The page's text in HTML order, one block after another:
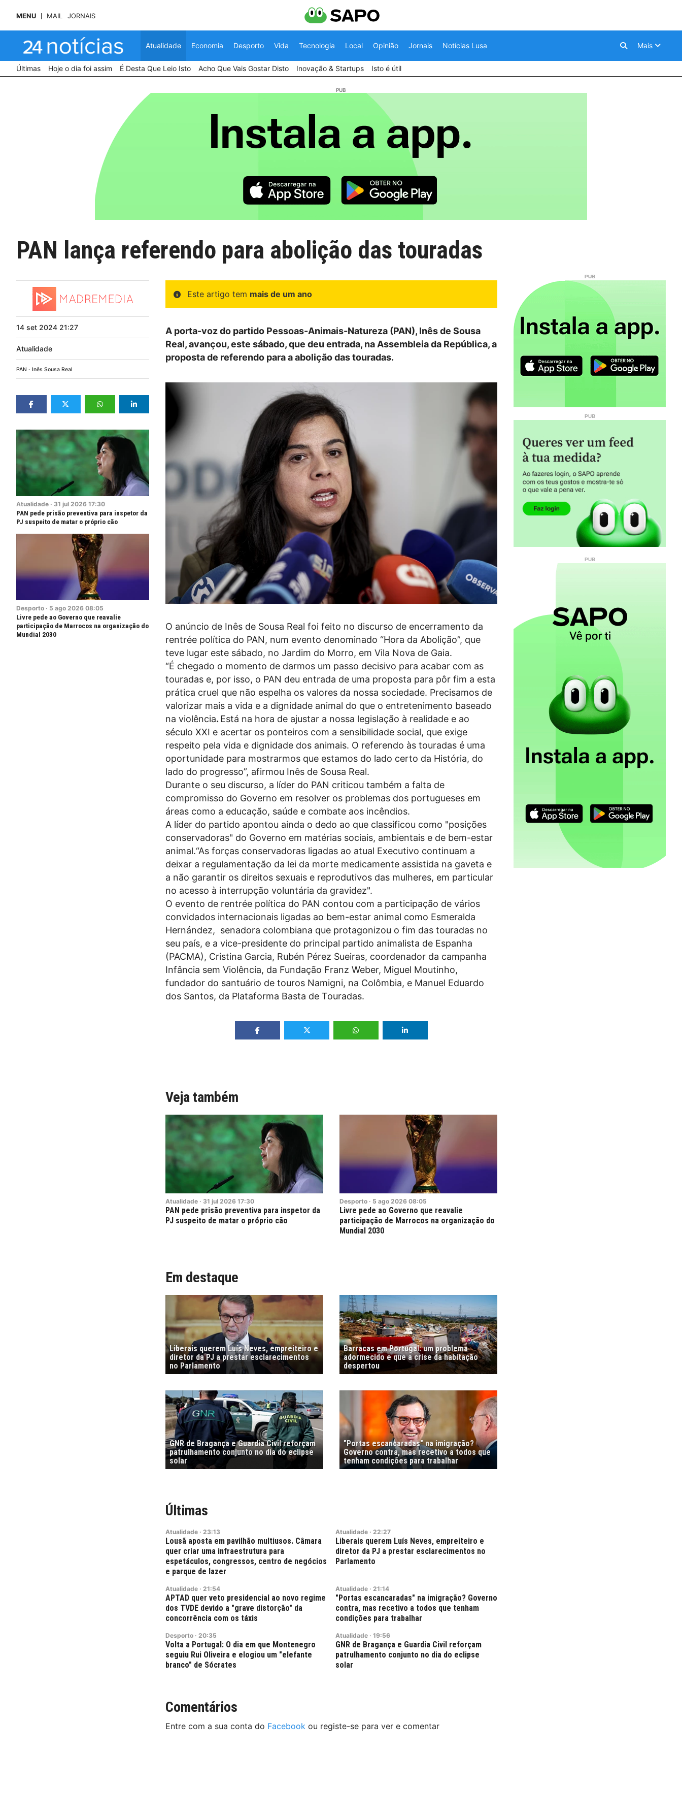
MENU MAIL JORNAIS
Atualidade Economia Desporto Vida Tecnologia Local Opinião Jornais Notícias Lusa Mais
Últimas Hoje o dia foi assim É Desta Que Leio Isto Acho Que Vais Gostar Disto Inovação & Startups Isto é útil
PAN lança referendo para abolição das touradas
14 set 2024 21:27
Atualidade
PAN Inês Sousa Real
Atualidade · 31 jul 2026 17:30
PAN pede prisão preventiva para inspetor da
PJ suspeito de matar o próprio cão
Desporto · 5 ago 2026 08:05
Livre pede ao Governo que reavalie
participação de Marrocos na organização do
Mundial 2030
Este artigo tem mais de um ano
A porta-voz do partido Pessoas-Animais-Natureza (PAN), Inês de Sousa
Real, avançou, este sábado, que deu entrada, na Assembleia da República, a
proposta de referendo para a abolição das touradas.
O anúncio de Inês de Sousa Real foi feito no discurso de encerramento da
rentrée política do PAN, num evento denominado “Hora da Abolição”, que
teve lugar este sábado, no Jardim do Morro, em Vila Nova de Gaia.
“É chegado o momento de darmos um passo decisivo para acabar com as
touradas e, por isso, o PAN deu entrada de uma proposta para pôr fim a esta
prática cruel que não espelha os valores da nossa sociedade. Precisamos de
valorizar mais a vida e a dignidade animal do que o entretenimento baseado
na violência. Está na hora de ajustar a nossa legislação à realidade e ao
século XXI e acertar os ponteiros com a sensibilidade social, que exige
respeito pela vida e dignidade dos animais. O referendo às touradas é uma
oportunidade para mostrarmos que estamos do lado certo da História, do
lado do progresso”, afirmou Inês de Sousa Real.
Durante o seu discurso, a líder do PAN criticou também a falta de
compromisso do Governo em resolver os problemas dos portugueses em
áreas como a educação, saúde e combate aos incêndios.
A líder do partido apontou ainda o dedo ao que classificou como "posições
conservadoras" do Governo em matérias sociais, ambientais e de bem-estar
animal.“As forças conservadoras ligadas ao atual Executivo continuam a
deixar a regulamentação da lei da morte medicamente assistida na gaveta e
a não garantir os direitos sexuais e reprodutivos das mulheres, em particular
no acesso à interrupção voluntária da gravidez".
O evento de rentrée política do PAN contou com a participação de vários
convidados internacionais ligadas ao bem-estar animal como Esmeralda
Hernández, senadora colombiana que protagonizou o fim das touradas no
seu país, e a vice-presidente do principal partido animalista de Espanha
(PACMA), Cristina Garcia, Rubén Pérez Sueiras, coordenador da campanha
Infância sem Violência, da Fundação Franz Weber, Miguel Moutinho,
fundador do santuário de touros Namigni, na Colômbia, e Manuel Eduardo
dos Santos, da Plataforma Basta de Touradas.
Veja também
Atualidade · 31 jul 2026 17:30
PAN pede prisão preventiva para inspetor da
PJ suspeito de matar o próprio cão
Desporto · 5 ago 2026 08:05
Livre pede ao Governo que reavalie
participação de Marrocos na organização do
Mundial 2030
Em destaque
Liberais querem Luís Neves, empreiteiro e
diretor da PJ a prestar esclarecimentos
no Parlamento
Barracas em Portugal: um problema
adormecido e que a crise da habitação
despertou
GNR de Bragança e Guardia Civil reforçam
patrulhamento conjunto no dia do eclipse
solar
"Portas escancaradas" na imigração?
Governo contra, mas recetivo a todos que
tenham condições para trabalhar
Últimas
Atualidade · 23:13
Lousã aposta em pavilhão multiusos. Câmara
quer criar uma infraestrutura para
espetáculos, congressos, centro de negócios
e parque de lazer
Atualidade · 22:27
Liberais querem Luís Neves, empreiteiro e
diretor da PJ a prestar esclarecimentos no
Parlamento
Atualidade · 21:54
APTAD quer veto presidencial ao novo regime
dos TVDE devido a "grave distorção" da
concorrência com os táxis
Atualidade · 21:14
"Portas escancaradas" na imigração? Governo
contra, mas recetivo a todos que tenham
condições para trabalhar
Desporto · 20:35
Volta a Portugal: O dia em que Montenegro
seguiu Rui Oliveira e elogiou um "elefante
branco" de Sócrates
Atualidade · 19:56
GNR de Bragança e Guardia Civil reforçam
patrulhamento conjunto no dia do eclipse
solar
Comentários
Entre com a sua conta do Facebook ou registe-se para ver e comentar